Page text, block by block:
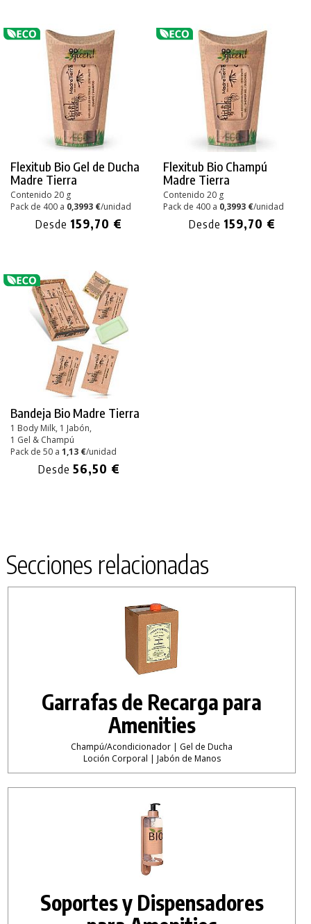
Flexitub Bio Gel de Ducha
Madre Tierra
Contenido 20 g
Pack de 400 a 0,3993 €/unidad
Desde 159,70 €
Flexitub Bio Champú
Madre Tierra
Contenido 20 g
Pack de 400 a 0,3993 €/unidad
Desde 159,70 €
Bandeja Bio Madre Tierra
1 Body Milk, 1 Jabón,
1 Gel & Champú
Pack de 50 a 1,13 €/unidad
Desde 56,50 €
Secciones relacionadas
Garrafas de Recarga para
Amenities
Champú/Acondicionador | Gel de Ducha
Loción Corporal | Jabón de Manos
Soportes y Dispensadores